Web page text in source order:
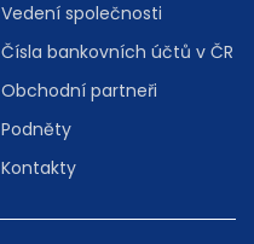
Vedení společnosti
Čísla bankovních účtů v ČR
Obchodní partneři
Podněty
Kontakty